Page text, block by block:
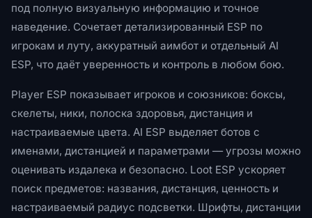
под полную визуальную информацию и точное
наведение. Сочетает детализированный ESP по
игрокам и луту, аккуратный аимбот и отдельный AI
ESP, что даёт уверенность и контроль в любом бою.
Player ESP показывает игроков и союзников: боксы,
скелеты, ники, полоска здоровья, дистанция и
настраиваемые цвета. AI ESP выделяет ботов с
именами, дистанцией и параметрами — угрозы можно
оценивать издалека и безопасно. Loot ESP ускоряет
поиск предметов: названия, дистанция, ценность и
настраиваемый радиус подсветки. Шрифты, дистанции